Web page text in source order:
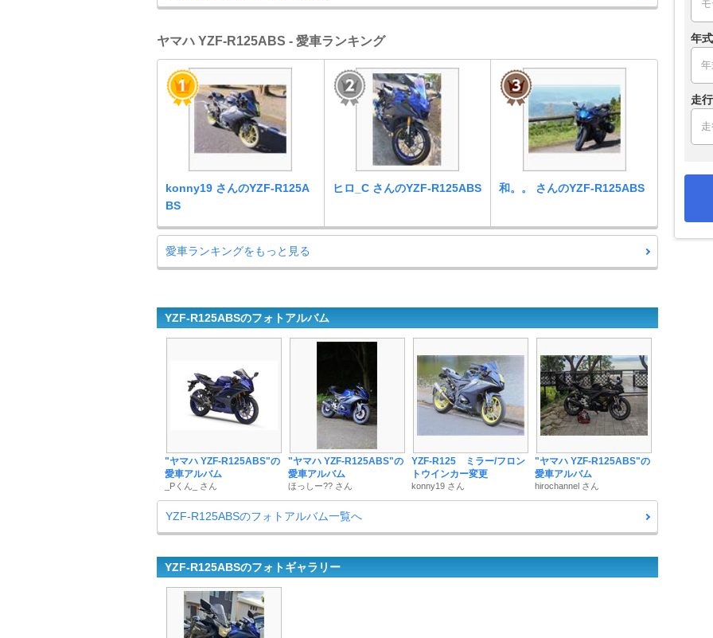
ヤマハ YZF-R125ABS - 愛車ランキング
konny19 さんのYZF-R125A
BS
ヒロ_C さんのYZF-R125ABS 和。。 さんのYZF-R125ABS
愛車ランキングをもっと見る
YZF-R125ABSのフォトアルバム
"ヤマハ YZF-R125ABS"の
愛車アルバム
_Pくん_ さん
"ヤマハ YZF-R125ABS"の
愛車アルバム
ほっしー?? さん
YZF-R125 ミラー/フロン
トウインカー変更
konny19 さん
"ヤマハ YZF-R125ABS"の
愛車アルバム
hirochannel さん
YZF-R125ABSのフォトアルバム一覧へ
YZF-R125ABSのフォトギャラリー
年式
走